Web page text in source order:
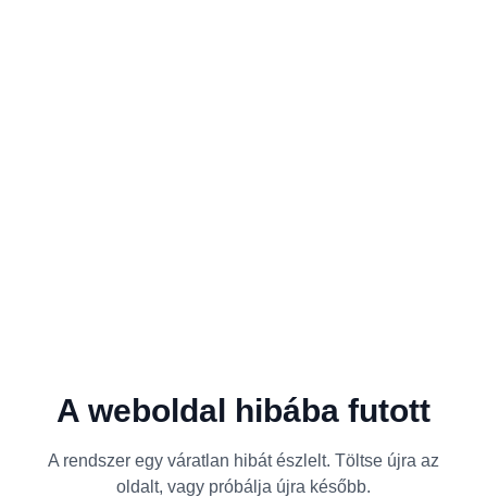
A weboldal hibába futott
A rendszer egy váratlan hibát észlelt. Töltse újra az
oldalt, vagy próbálja újra később.